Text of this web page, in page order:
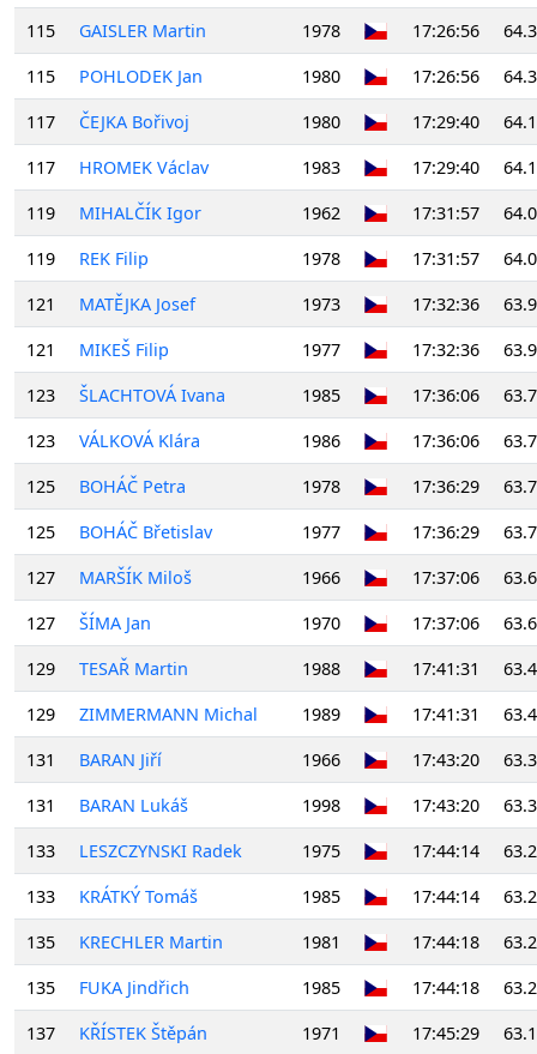
115
GAISLER Martin 1978 17:26:56
115
POHLODEK Jan 1980 17:26:56
117
ČEJKA Bořivoj 1980 17:29:40
117
HROMEK Václav 1983 17:29:40
119
MIHALČÍK Igor 1962 17:31:57
119
REK Filip 1978 17:31:57
121
MATĚJKA Josef 1973 17:32:36
121
MIKEŠ Filip 1977 17:32:36
123
ŠLACHTOVÁ Ivana 1985 17:36:06
123
VÁLKOVÁ Klára 1986 17:36:06
125
BOHÁČ Petra 1978 17:36:29
125
BOHÁČ Břetislav 1977 17:36:29
127
MARŠÍK Miloš 1966 17:37:06
127
ŠÍMA Jan 1970 17:37:06
129
TESAŘ Martin 1988 17:41:31
129
ZIMMERMANN Michal 1989 17:41:31
131
BARAN Jiří 1966 17:43:20
131
BARAN Lukáš 1998 17:43:20
133
LESZCZYNSKI Radek 1975 17:44:14
133
KRÁTKÝ Tomáš 1985 17:44:14
135
KRECHLER Martin 1981 17:44:18
135
FUKA Jindřich 1985 17:44:18
137
KŘÍSTEK Štěpán 1971 17:45:29